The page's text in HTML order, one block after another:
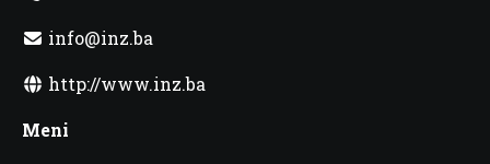
info@inz.ba
http://www.inz.ba
Meni